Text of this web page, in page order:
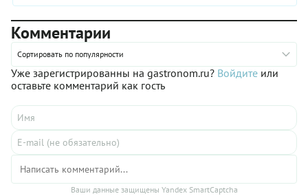
Комментарии
Сортировать по популярности
Уже зарегистрированны на gastronom.ru? Войдите или
оставьте комментарий как гость
Ваши данные защищены Yandex SmartCaptcha